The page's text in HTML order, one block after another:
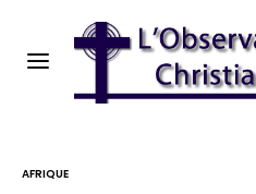
AFRIQUE